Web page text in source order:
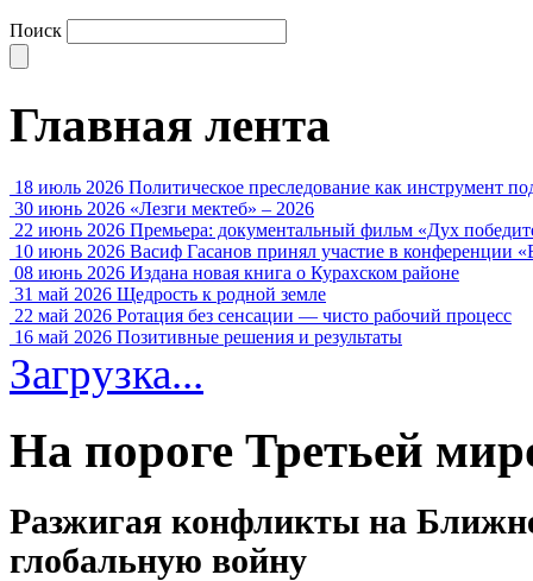
Поиск
Главная лента
18 июль 2026 Политическое преследование как инструмент
30 июнь 2026 «Лезги мектеб» – 2026
22 июнь 2026 Премьера: документальный фильм «Дух
10 июнь 2026 Васиф Гасанов принял участие в конференции
08 июнь 2026 Издана новая книга о Курахском районе
31 май 2026 Щедрость к родной земле
22 май 2026 Ротация без сенсации — чисто рабочий процесс
16 май 2026 Позитивные решения и результаты
Загрузка...
На пороге Третьей
Разжигая конфликты на
глобальную войну